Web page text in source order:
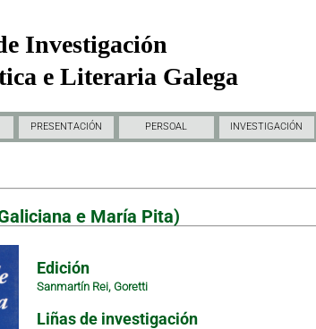
Investigación
e Literaria Galega
PRESENTACIÓN PERSOAL INVESTIGACIÓN
e María Pita)
Edición
Sanmartín Rei, Goretti
Liñas de investigación